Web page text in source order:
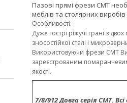
Пазові прямі фрези CMT
меблів та столярних
Особливості:
Дуже гострі ріжучі грані з
зносостійкої сталі і
Використовуючи фрези CMT
зареєстрованим
якості.
7/8/912 Довга серія CMT.